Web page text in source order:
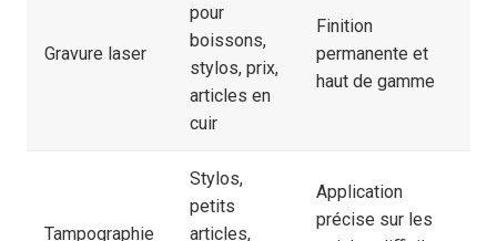
Gravure laser
pour
boissons,
stylos, prix,
articles en
cuir
Finition
permanente et
haut de gamme
Tampographie
Stylos,
petits
articles,
Application
précise sur les